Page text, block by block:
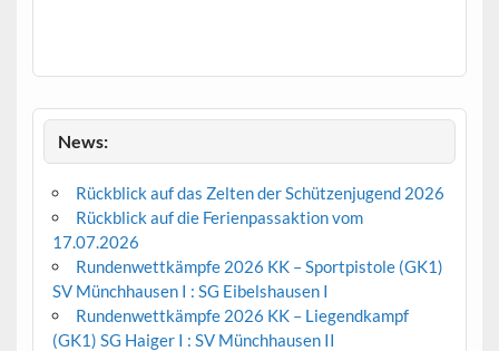
News:
Rückblick auf das Zelten der Schützenjugend 2026
Rückblick auf die Ferienpassaktion vom
17.07.2026
Rundenwettkämpfe 2026 KK – Sportpistole (GK1)
SV Münchhausen I : SG Eibelshausen I
Rundenwettkämpfe 2026 KK – Liegendkampf
(GK1) SG Haiger I : SV Münchhausen II